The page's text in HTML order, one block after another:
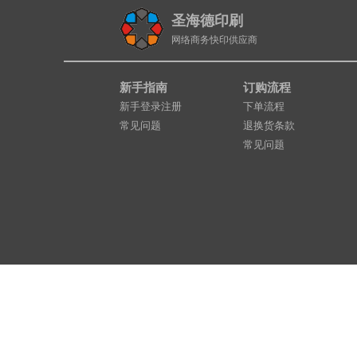
圣海德印刷
网络商务快印供应商
新手指南
新手登录注册
常见问题
订购流程
下单流程
退换货条款
常见问题